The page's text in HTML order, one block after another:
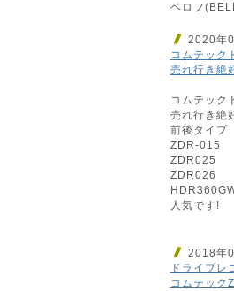
ベロフ
2020年
コムテック
売れ行き絶
コムテック
売れ行き絶
前後タイプ
ZDR-015
ZDR025
ZDR026
人気です!
2018年
ドライブレ
コムテック